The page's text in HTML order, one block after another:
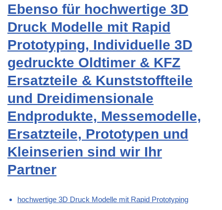
Ebenso für hochwertige 3D
Druck Modelle mit Rapid
Prototyping, Individuelle 3D
gedruckte Oldtimer & KFZ
Ersatzteile & Kunststoffteile
und Dreidimensionale
Endprodukte, Messemodelle,
Ersatzteile, Prototypen und
Kleinserien sind wir Ihr
Partner
hochwertige 3D Druck Modelle mit Rapid Prototyping